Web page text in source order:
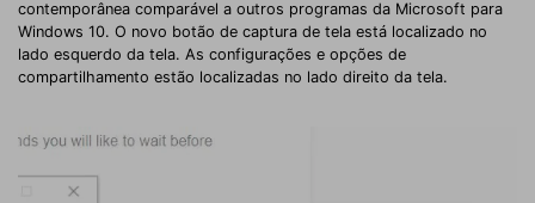
contemporânea comparável a outros programas da Microsoft para
Windows 10. O novo botão de captura de tela está localizado no
lado esquerdo da tela. As configurações e opções de
compartilhamento estão localizadas no lado direito da tela.